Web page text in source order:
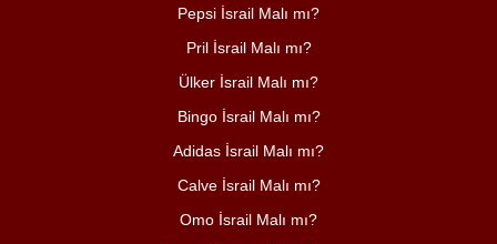
Pepsi İsrail Malı mı?
Pril İsrail Malı mı?
Ülker İsrail Malı mı?
Bingo İsrail Malı mı?
Adidas İsrail Malı mı?
Calve İsrail Malı mı?
Omo İsrail Malı mı?